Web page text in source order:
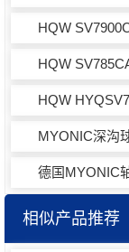
HQW
HQW
HQW
MYONIC深沟
德国MYONIC
相似产品推荐